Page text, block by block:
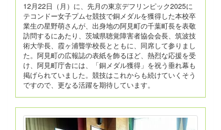
12月22日（月）に、先月の東京デフリンピック2025に
テコンドー女子プムセ競技で銅メダルを獲得した本校卒
業生の星野萌さんが、出身地の阿見町の千葉町長を表敬
訪問するにあたり、茨城県聴覚障害者協会会長、筑波技
術大学長、霞ヶ浦聾学校長とともに、同席して参りまし
た。阿見町の広報誌の表紙を飾るほど、熱烈な応援を受
け、阿見町庁舎には、「銅メダル獲得」を祝う垂れ幕も
掲げられていました。競技はこれからも続けていくそう
ですので、更なる活躍を期待しています。